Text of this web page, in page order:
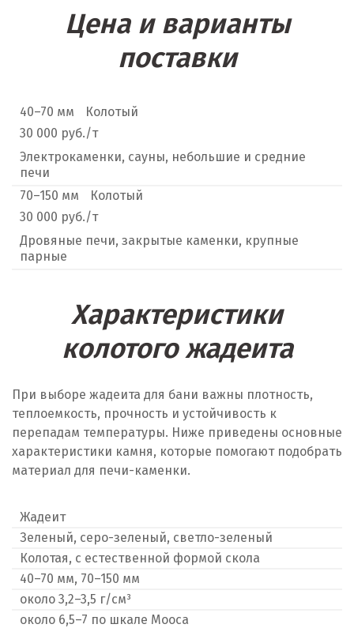
Цена и варианты
поставки
40–70 мм
Колотый
30 000 руб./т
Электрокаменки, сауны, небольшие и средние
печи
70–150 мм
Колотый
30 000 руб./т
Дровяные печи, закрытые каменки, крупные
парные
Характеристики
колотого жадеита
При выборе жадеита для бани важны плотность,
теплоемкость, прочность и устойчивость к
перепадам температуры. Ниже приведены основные
характеристики камня, которые помогают подобрать
материал для печи-каменки.
Жадеит
Зеленый, серо-зеленый, светло-зеленый
Колотая, с естественной формой скола
40–70 мм, 70–150 мм
около 3,2–3,5 г/см³
около 6,5–7 по шкале Мооса